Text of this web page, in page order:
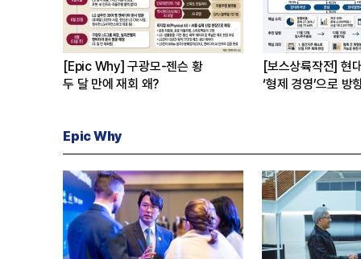
[Epic Why] 구광모-젠슨 황
두 달 만에 재회 왜?
[보스상륙작전] 현
‘형제 경영’으로 방
Epic Why